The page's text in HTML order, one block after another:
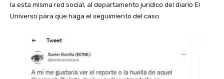
la esta misma red social, al departamento jurídico del diario El
Universo para que haga el seguimiento del caso.